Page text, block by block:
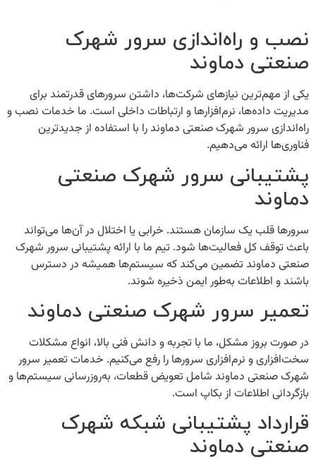
نصب و راه‌اندازی سرور شهرک
صنعتی دماوند
یکی از مهم‌ترین نیازهای شرکت‌ها، داشتن سرورهای قدرتمند برای
مدیریت داده‌ها، نرم‌افزارها و ارتباطات داخلی است. ما خدمات نصب و
راه‌اندازی سرور شهرک صنعتی دماوندرا با استفاده از جدیدترین
فناوری‌ها ارائه می‌دهیم.
پشتیبانی سرور شهرک صنعتی
دماوند
سرورها قلب یک سازمان هستند. خرابی یا اختلال در آن‌ها می‌تواند
باعث توقف کل فعالیت‌ها شود. تیم ما با ارائهپشتیبانی سرور شهرک
صنعتی دماوندتضمین می‌کند که سیستم‌ها همیشه در دسترس
باشند و اطلاعات به‌طور ایمن ذخیره شوند.
تعمیر سرور شهرک صنعتی دماوند
در صورت بروز مشکل، ما با تجربه و دانش فنی بالا، انواع مشکلات
سخت‌افزاری و نرم‌افزاری سرورها را رفع می‌کنیم. خدماتتعمیر سرور
شهرک صنعتی دماوند شامل تعویض قطعات، به‌روزرسانی سیستم‌ها و
بازگردانی اطلاعات از بکاپ است.
قرارداد پشتیبانی شبکه شهرک
صنعتی دماوند